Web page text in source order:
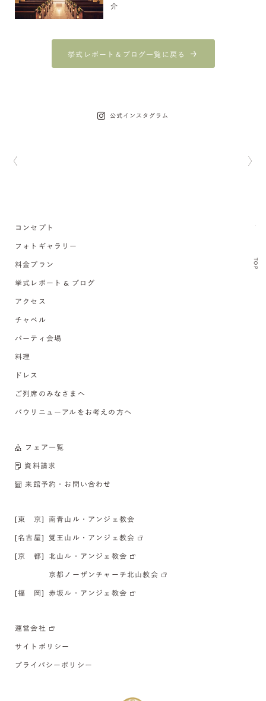
介
挙式レポート＆ブログ一覧に戻る
公式インスタグラム
TOP
コンセプト
フォトギャラリー
料金プラン
挙式レポート & ブログ
アクセス
チャペル
パーティ会場
料理
ドレス
ご列席のみなさまへ
バウリニューアルをお考えの方へ
フェア一覧
資料請求
来館予約・お問い合わせ
[東 京] 南青山ル・アンジェ教会
[名古屋] 覚王山ル・アンジェ教会
[京 都] 北山ル・アンジェ教会
京都ノーザンチャーチ北山教会
[福 岡] 赤坂ル・アンジェ教会
運営会社
サイトポリシー
プライバシーポリシー